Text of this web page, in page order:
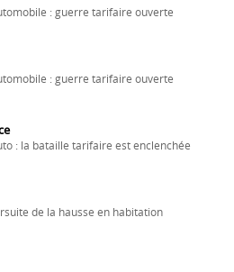
: guerre tarifaire ouverte
: guerre tarifaire ouverte
: la bataille tarifaire est enclenchée
de la hausse en habitation